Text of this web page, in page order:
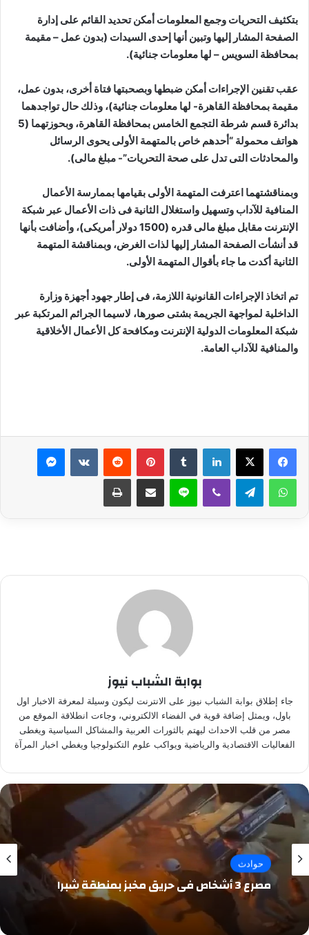
بتكثيف التحريات وجمع المعلومات أمكن تحديد القائم على إدارة
الصفحة المشار إليها وتبين أنها إحدى السيدات (بدون عمل – مقيمة
بمحافظة السويس – لها معلومات جنائية).
عقب تقنين الإجراءات أمكن ضبطها وبصحبتها فتاة أخرى، بدون عمل،
مقيمة بمحافظة القاهرة- لها معلومات جنائية)، وذلك حال تواجدهما
بدائرة قسم شرطة التجمع الخامس بمحافظة القاهرة، وبحوزتهما (5
هواتف محمولة “أحدهم خاص بالمتهمة الأولى يحوى الرسائل
والمحادثات التى تدل على صحة التحريات”- مبلغ مالى).
وبمناقشتهما اعترفت المتهمة الأولى بقيامها بممارسة الأعمال
المنافية للآداب وتسهيل واستغلال الثانية فى ذات الأعمال عبر شبكة
الإنترنت مقابل مبلغ مالى قدره (1500 دولار أمريكى)، وأضافت بأنها
قد أنشأت الصفحة المشار إليها لذات الغرض، وبمناقشة المتهمة
الثانية أكدت ما جاء بأقوال المتهمة الأولى.
تم اتخاذ الإجراءات القانونية اللازمة، فى إطار جهود أجهزة وزارة
الداخلية لمواجهة الجريمة بشتى صورها، لاسيما الجرائم المرتكبة عبر
شبكة المعلومات الدولية الإنترنت ومكافحة كل الأعمال الأخلاقية
والمنافية للآداب العامة.
لينكدإن بينتيريست ماسنجر
واتساب تيلقرام ڤايبر لاين مشاركة عبر البريد طباعة
بوابة الشباب نيوز
جاء إطلاق بوابة الشباب نيوز على الانترنت ليكون وسيلة لمعرفة الاخبار اول
باول، ويمثل إضافة قوية في الفضاء الالكتروني، وجاءت انطلاقة الموقع من
مصر من قلب الاحداث ليهتم بالثورات العربية والمشاكل السياسية ويغطى
الفعاليات الاقتصادية والرياضية ويواكب علوم التكنولوجيا ويغطي اخبار المرآة
حوادث
مصرع 3 أشخاص في حريق مخبز بمنطقة شبرا